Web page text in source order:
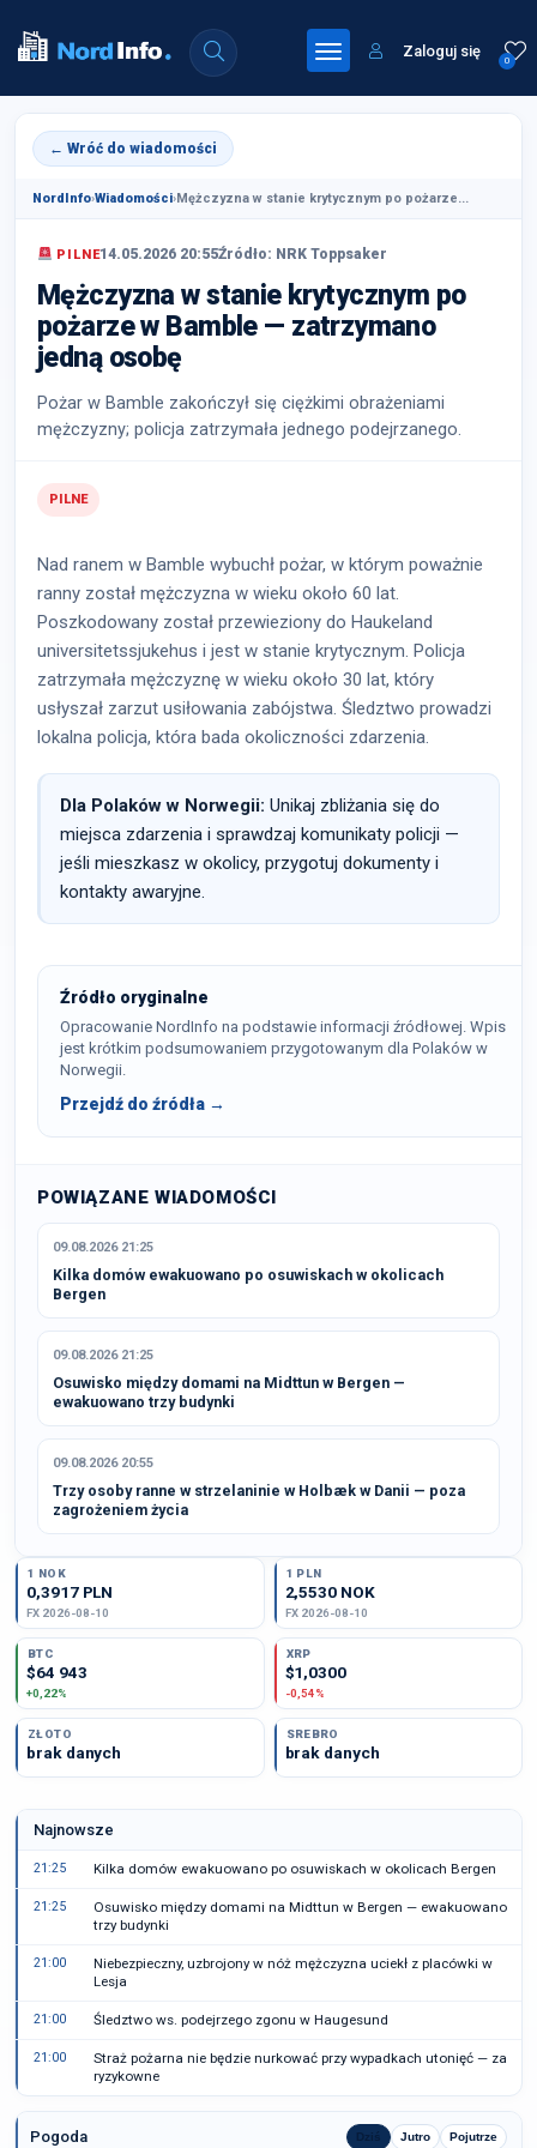
0
Zaloguj się
← Wróć do wiadomości
NordInfo›Wiadomości›Mężczyzna w stanie krytycznym po pożarze...
PILNE14.05.2026 20:55Źródło: NRK Toppsaker
Mężczyzna w stanie krytycznym po
pożarze w Bamble — zatrzymano
jedną osobę
Pożar w Bamble zakończył się ciężkimi obrażeniami
mężczyzny; policja zatrzymała jednego podejrzanego.
PILNE
Nad ranem w Bamble wybuchł pożar, w którym poważnie
ranny został mężczyzna w wieku około 60 lat.
Poszkodowany został przewieziony do Haukeland
universitetssjukehus i jest w stanie krytycznym. Policja
zatrzymała mężczyznę w wieku około 30 lat, który
usłyszał zarzut usiłowania zabójstwa. Śledztwo prowadzi
lokalna policja, która bada okoliczności zdarzenia.
Dla Polaków w Norwegii: Unikaj zbliżania się do
miejsca zdarzenia i sprawdzaj komunikaty policji —
jeśli mieszkasz w okolicy, przygotuj dokumenty i
kontakty awaryjne.
Źródło oryginalne
Opracowanie NordInfo na podstawie informacji źródłowej. Wpis
jest krótkim podsumowaniem przygotowanym dla Polaków w
Norwegii.
Przejdź do źródła →
POWIĄZANE WIADOMOŚCI
09.08.2026 21:25
Kilka domów ewakuowano po osuwiskach w okolicach
Bergen
09.08.2026 21:25
Osuwisko między domami na Midttun w Bergen —
ewakuowano trzy budynki
09.08.2026 20:55
Trzy osoby ranne w strzelaninie w Holbæk w Danii — poza
zagrożeniem życia
1 NOK
0,3917 PLN
FX 2026-08-10
1 PLN
2,5530 NOK
FX 2026-08-10
BTC
$64 943
+0,22%
XRP
$1,0300
-0,54%
ZŁOTO
brak danych
SREBRO
brak danych
Najnowsze
21:25 Kilka domów ewakuowano po osuwiskach w okolicach Bergen
21:25
Osuwisko między domami na Midttun w Bergen — ewakuowano
trzy budynki
21:00
Niebezpieczny, uzbrojony w nóż mężczyzna uciekł z placówki w
Lesja
21:00 Śledztwo ws. podejrzego zgonu w Haugesund
21:00
Straż pożarna nie będzie nurkować przy wypadkach utonięć — za
ryzykowne
Pogoda Dziś Jutro Pojutrze